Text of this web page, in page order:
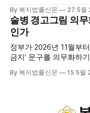
고 본격적인 서비스 제공에 나
는 (한)의사가 거동 불
한 장기요양 등급자를
로 구성된 다학제 팀이
를 제공하는
By 복지법률신문 27 5월
술병 경고그림 의
인가
정부가 2026년 11월부
금지’ 문구를 의무화하
도는 국제 통상 규범, 영
By 복지법률신문 15 5월